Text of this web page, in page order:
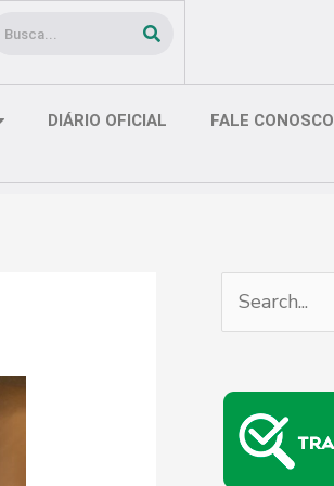
Pesquisar
DIÁRIO OFICIAL FALE CONOSCO